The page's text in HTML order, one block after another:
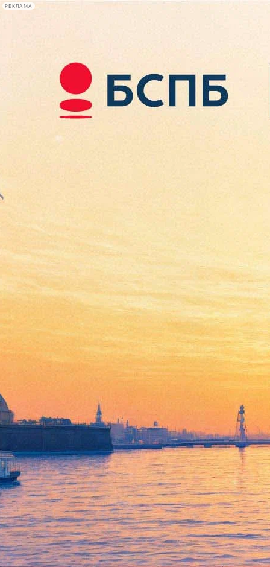
РЕКЛАМА
Сегодня:
2026.08.08
18:25
Афиша Plus
За Олландом будут следить -
в “Родине”
06 февраля 2014, четверг-12 февраля 2014, среда
Версия для печати